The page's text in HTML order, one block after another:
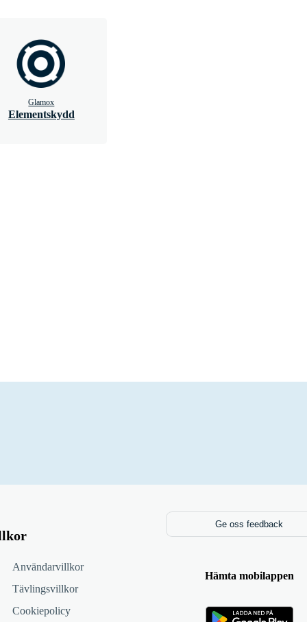
Glamox
Elementskydd
Användarvillkor
Tävlingsvillkor
Cookiepolicy
Ge oss feedback
Hämta mobilappen